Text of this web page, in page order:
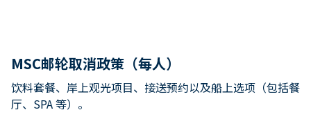
MSC邮轮取消政策（每人）
饮料套餐、岸上观光项目、接送预约以及船上选项（包括餐
厅、SPA 等）。